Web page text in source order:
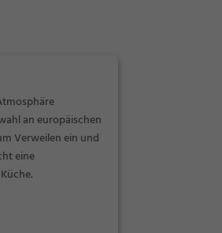
an europäischen
Verweilen ein und
eine